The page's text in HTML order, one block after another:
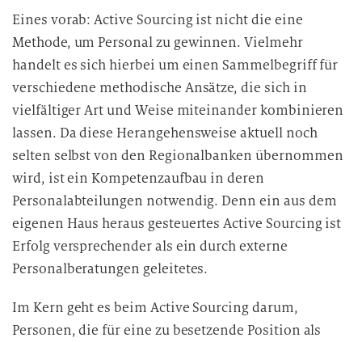
n
g
i
n
d
i
e
t
e
n
e
r
Eines vorab: Active Sourcing ist nicht die eine
Methode, um Personal zu gewinnen. Vielmehr
handelt es sich hierbei um einen Sammelbegriff für
verschiedene methodische Ansätze, die sich in
vielfältiger Art und Weise miteinander kombinieren
lassen. Da diese Herangehensweise aktuell noch
selten selbst von den Regionalbanken übernommen
wird, ist ein Kompetenzaufbau in deren
Personalabteilungen notwendig. Denn ein aus dem
eigenen Haus heraus gesteuertes Active Sourcing ist
Erfolg versprechender als ein durch externe
Personalberatungen geleitetes.
Im Kern geht es beim Active Sourcing darum,
Personen, die für eine zu besetzende Position als